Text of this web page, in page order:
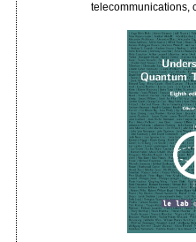
telecommunications,